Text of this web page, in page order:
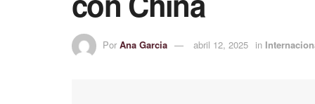
Por Ana Garcia abril 12, 2025 in